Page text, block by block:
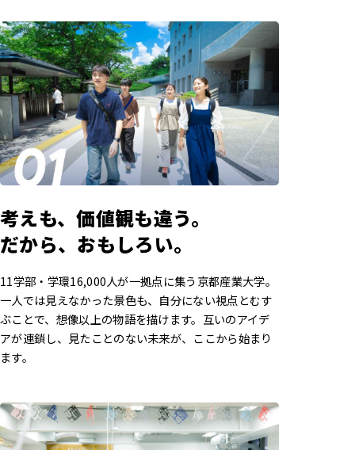
考えも、価値観も違う。
だから、おもしろい。
11学部・学環16,000人が一拠点に集う京都産業大学。
一人では見えなかった景色も、自分にない視点とむす
ぶことで、想像以上の物語を描けます。互いのアイデ
アが連鎖し、見たことのない未来が、ここから始まり
ます。